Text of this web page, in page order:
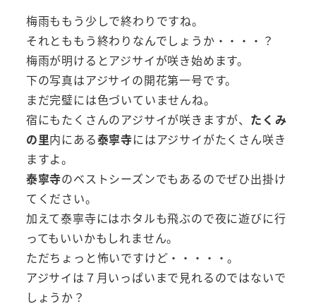
梅雨ももう少しで終わりですね。
それとももう終わりなんでしょうか・・・・？
梅雨が明けるとアジサイが咲き始めます。
下の写真はアジサイの開花第一号です。
まだ完璧には色づいていませんね。
宿にもたくさんのアジサイが咲きますが、 たくみ
の里内にある泰寧寺にはアジサイがたくさん咲き
ますよ。
泰寧寺のベストシーズンでもあるのでぜひ出掛け
てください。
加えて泰寧寺にはホタルも飛ぶので夜に遊びに行
ってもいいかもしれません。
ただちょっと怖いですけど・・・・・。
アジサイは７月いっぱいまで見れるのではないで
しょうか？